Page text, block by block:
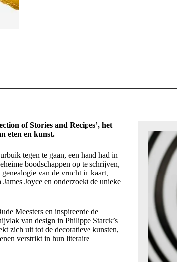
of Stories and Recipes’, het
eten en kunst.
tegen te gaan, een hand had in
boodschappen op te schrijven,
van de vrucht in kaart,
Joyce en onderzoekt de unieke
Meesters en inspireerde de
van design in Philippe Starck’s
zich uit tot de decoratieve kunsten,
verstrikt in hun literaire